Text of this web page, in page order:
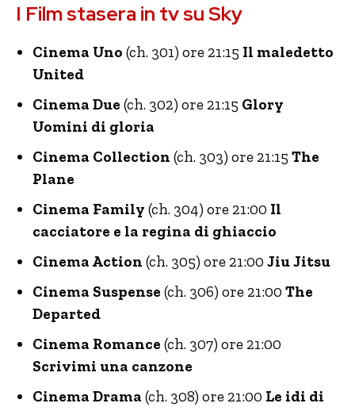
I Film stasera in tv su Sky
Cinema Uno (ch. 301) ore 21:15 Il maledetto
United
Cinema Due (ch. 302) ore 21:15 Glory
Uomini di gloria
Cinema Collection (ch. 303) ore 21:15 The
Plane
Cinema Family (ch. 304) ore 21:00 Il
cacciatore e la regina di ghiaccio
Cinema Action (ch. 305) ore 21:00 Jiu Jitsu
Cinema Suspense (ch. 306) ore 21:00 The
Departed
Cinema Romance (ch. 307) ore 21:00
Scrivimi una canzone
Cinema Drama (ch. 308) ore 21:00 Le idi di